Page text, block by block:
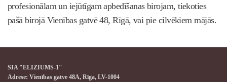
profesionālam un iejūtīgam apbedīšanas birojam, tiekoties
pašā birojā Vienības gatvē 48, Rīgā, vai pie cilvēkiem mājās.
SIA "ELIZIUMS-1"
Adrese: Vienības gatve 48A, Rīga, LV-1004